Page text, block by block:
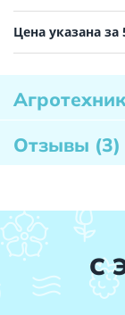
Цена указана
Отзывы (3)
С